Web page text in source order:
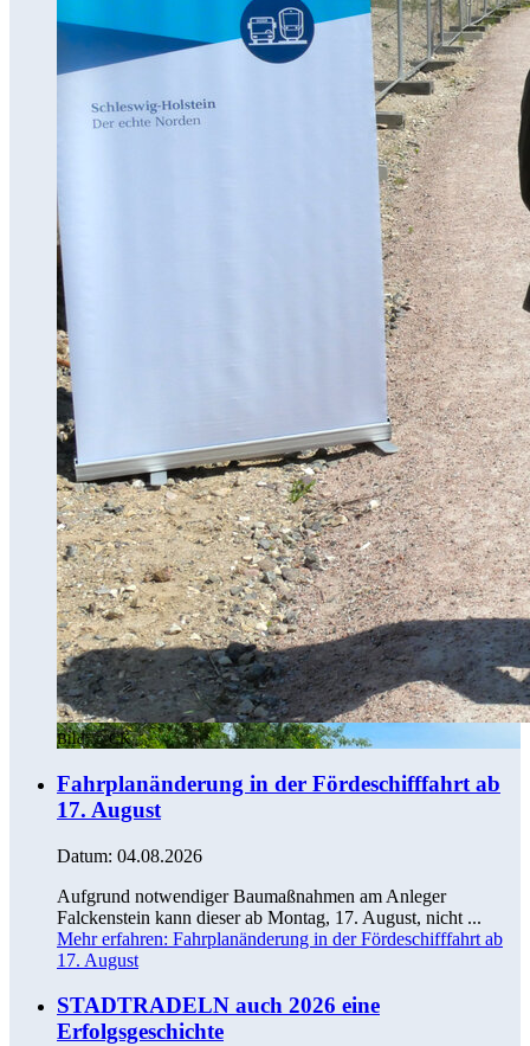
Bild:© CK
Fahrplanänderung in der Fördeschifffahrt ab
17. August
Datum: 04.08.2026
Aufgrund notwendiger Baumaßnahmen am Anleger
Falckenstein kann dieser ab Montag, 17. August, nicht ...
Mehr erfahren: Fahrplanänderung in der Fördeschifffahrt ab
17. August
STADTRADELN auch 2026 eine
Erfolgsgeschichte